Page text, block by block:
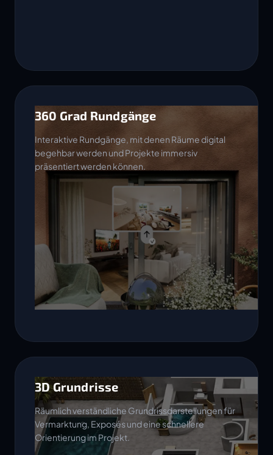
360 Grad Rundgänge
Interaktive Rundgänge, mit denen Räume digital
begehbar werden und Projekte immersiv
präsentiert werden können.
3D Grundrisse
Räumlich verständliche Grundrissdarstellungen für
Vermarktung, Exposés und eine schnellere
Orientierung im Projekt.